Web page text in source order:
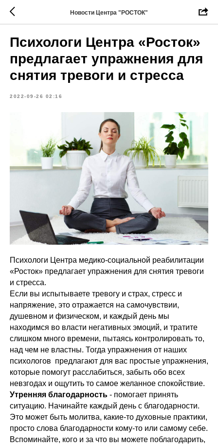
Новости Центра "РОСТОК"
Психологи Центра «Росток»
предлагает упражнения для
снятия тревоги и стресса
2022-09-26 02:16
Психологи Центра медико-социальной реабилитации
«Росток» предлагает упражнения для снятия тревоги
и стресса.
Если вы испытываете тревогу и страх, стресс и
напряжение, это отражается на самочувствии,
душевном и физическом, и каждый день мы
находимся во власти негативных эмоций, и тратите
слишком много времени, пытаясь контролировать то,
над чем не властны. Тогда упражнения от наших
психологов предлагают для вас простые упражнения,
которые помогут расслабиться, забыть обо всех
невзгодах и ощутить то самое желанное спокойствие.
Утренняя благодарность - помогает принять
ситуацию. Начинайте каждый день с благодарности.
Это может быть молитва, какие-то духовные практики,
просто слова благодарности кому-то или самому себе.
Вспоминайте, кого и за что вы можете поблагодарить,